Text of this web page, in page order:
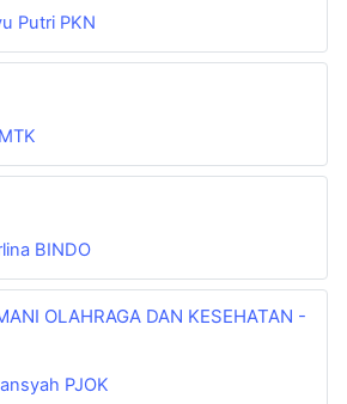
Putri PKN
BINDO
OLAHRAGA DAN KESEHATAN -
PJOK